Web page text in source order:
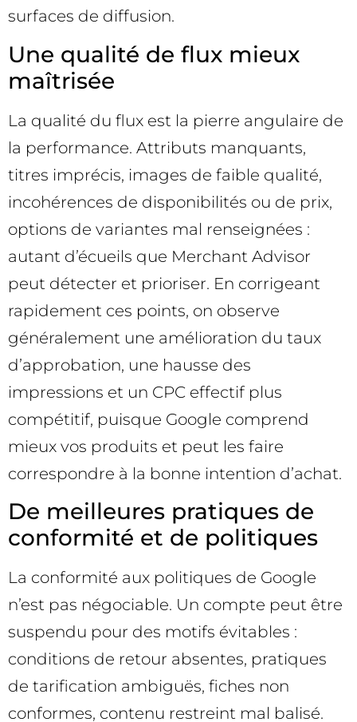
surfaces de diffusion.
Une qualité de flux mieux
maîtrisée
La qualité du flux est la pierre angulaire de
la performance. Attributs manquants,
titres imprécis, images de faible qualité,
incohérences de disponibilités ou de prix,
options de variantes mal renseignées :
autant d’écueils que Merchant Advisor
peut détecter et prioriser. En corrigeant
rapidement ces points, on observe
généralement une amélioration du taux
d’approbation, une hausse des
impressions et un CPC effectif plus
compétitif, puisque Google comprend
mieux vos produits et peut les faire
correspondre à la bonne intention d’achat.
De meilleures pratiques de
conformité et de politiques
La conformité aux politiques de Google
n’est pas négociable. Un compte peut être
suspendu pour des motifs évitables :
conditions de retour absentes, pratiques
de tarification ambiguës, fiches non
conformes, contenu restreint mal balisé.